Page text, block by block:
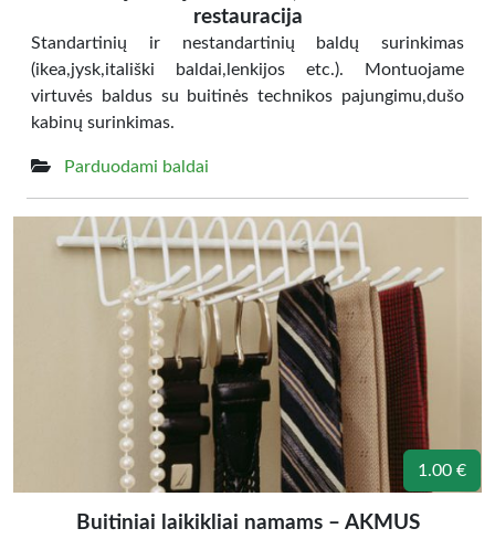
restauracija
Standartinių ir nestandartinių baldų surinkimas
(ikea,jysk,itališki baldai,lenkijos etc.). Montuojame
virtuvės baldus su buitinės technikos pajungimu,dušo
kabinų surinkimas.
Parduodami baldai
1.00 €
Buitiniai laikikliai namams – AKMUS